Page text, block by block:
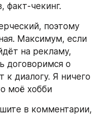
факт-чекинг.
поэтому
Максимум, если
на рекламу,
договоримся о
к диалогу. Я ничего
моё хобби
в комментарии,